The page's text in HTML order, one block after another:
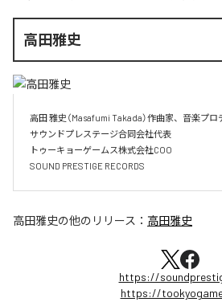
高田雅史
高田 雅史（Masafumi Takada）作曲家、音楽プロ
サウンドプレステージ合同会社代表
トゥーキョーゲームス株式会社COO
SOUND PRESTIGE RECORDS
高田雅史の他のリリース： 高田雅史
https://
https://